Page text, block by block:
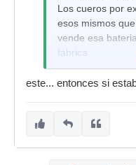
Los cueros por
esos mismos
vende esa
fabrica
este... entonces si